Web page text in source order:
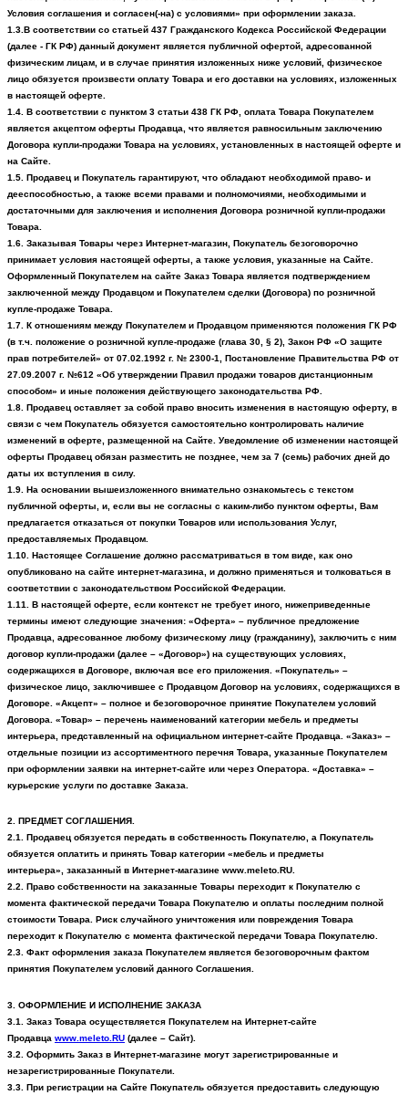
Условия соглашения и согласен(-на) с условиями» при оформлении заказа.
1.3.В соответствии со статьей 437 Гражданского Кодекса Российской Федерации
(далее - ГК РФ) данный документ является публичной офертой, адресованной
физическим лицам, и в случае принятия изложенных ниже условий, физическое
лицо обязуется произвести оплату Товара и его доставки на условиях, изложенных
в настоящей оферте.
1.4. В соответствии с пунктом 3 статьи 438 ГК РФ, оплата Товара Покупателем
является акцептом оферты Продавца, что является равносильным заключению
Договора купли-продажи Товара на условиях, установленных в настоящей оферте и
на Сайте.
1.5. Продавец и Покупатель гарантируют, что обладают необходимой право- и
дееспособностью, а также всеми правами и полномочиями, необходимыми и
достаточными для заключения и исполнения Договора розничной купли-продажи
Товара.
1.6. Заказывая Товары через Интернет-магазин, Покупатель безоговорочно
принимает условия настоящей оферты, а также условия, указанные на Сайте.
Оформленный Покупателем на сайте Заказ Товара является подтверждением
заключенной между Продавцом и Покупателем сделки (Договора) по розничной
купле-продаже Товара.
1.7. К отношениям между Покупателем и Продавцом применяются положения ГК РФ
(в т.ч. положение о розничной купле-продаже (глава 30, § 2), Закон РФ «О защите
прав потребителей» от 07.02.1992 г. № 2300-1, Постановление Правительства РФ от
27.09.2007 г. №612 «Об утверждении Правил продажи товаров дистанционным
способом» и иные положения действующего законодательства РФ.
1.8. Продавец оставляет за собой право вносить изменения в настоящую оферту, в
связи с чем Покупатель обязуется самостоятельно контролировать наличие
изменений в оферте, размещенной на Сайте. Уведомление об изменении настоящей
оферты Продавец обязан разместить не позднее, чем за 7 (семь) рабочих дней до
даты их вступления в силу.
1.9. На основании вышеизложенного внимательно ознакомьтесь с текстом
публичной оферты, и, если вы не согласны с каким-либо пунктом оферты, Вам
предлагается отказаться от покупки Товаров или использования Услуг,
предоставляемых Продавцом.
1.10. Настоящее Соглашение должно рассматриваться в том виде, как оно
опубликовано на сайте интернет-магазина, и должно применяться и толковаться в
соответствии с законодательством Российской Федерации.
1. 11. В настоящей оферте, если контекст не требует иного, нижеприведенные
термины имеют следующие значения: «Оферта» – публичное предложение
Продавца, адресованное любому физическому лицу (гражданину), заключить с ним
договор купли-продажи (далее – «Договор») на существующих условиях,
содержащихся в Договоре, включая все его приложения. «Покупатель» –
физическое лицо, заключившее с Продавцом Договор на условиях, содержащихся в
Договоре. «Акцепт» – полное и безоговорочное принятие Покупателем условий
Договора.
«Товар» – перечень наименований категории мебель и предметы
интерьера, представленный на официальном интернет-сайте Продавца.
«Заказ» –
отдельные позиции из ассортиментного перечня Товара, указанные Покупателем
при оформлении заявки на интернет-сайте или через Оператора. «Доставка» –
курьерские услуги по доставке Заказа.
2. ПРЕДМЕТ СОГЛАШЕНИЯ.
2.1. Продавец обязуется передать в собственность Покупателю, а Покупатель
обязуется оплатить и принять Товар категории «мебель и предметы
интерьера», заказанный в Интернет-магазине www.meleto.RU.
2.2. Право собственности на заказанные Товары переходит к Покупателю с
момента фактической передачи Товара Покупателю и оплаты последним полной
стоимости Товара. Риск случайного уничтожения или повреждения Товара
переходит к Покупателю с момента фактической передачи Товара Покупателю.
2.3. Факт оформления заказа Покупателем является безоговорочным фактом
принятия Покупателем условий данного Соглашения.
3. ОФОРМЛЕНИЕ И ИСПОЛНЕНИЕ ЗАКАЗА
3.1. Заказ Товара осуществляется Покупателем на Интернет-сайте
Продавца www meleto .RU (далее – Сайт).
3.2. Оформить Заказ в Интернет-магазине могут зарегистрированные и
незарегистрированные Покупатели.
3.3. При регистрации на Сайте Покупатель обязуется предоставить следующую